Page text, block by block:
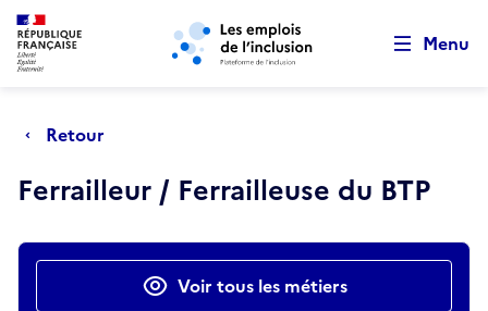
Aller au menu principal Aller au contenu principal
Menu
Retour
Ferrailleur / Ferrailleuse du BTP
Actions rapidesVoir tous les métiers
Retour au début de la page
Panneau de gestion des cookies